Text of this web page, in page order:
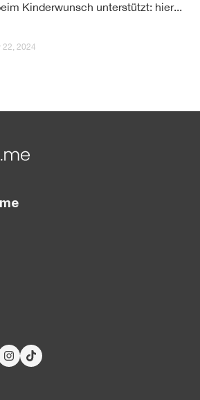
Kinderwunsch unterstützt: hier...
22, 2024